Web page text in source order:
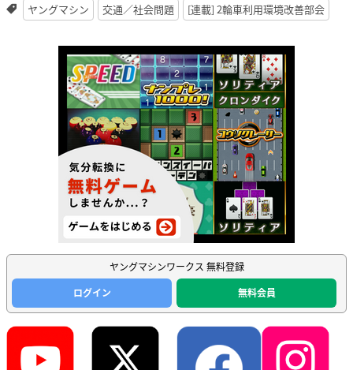
ヤングマシン 交通／社会問題 [連載] 2輪車利用環境改善部会
ヤングマシンワークス 無料登録
ログイン
無料会員